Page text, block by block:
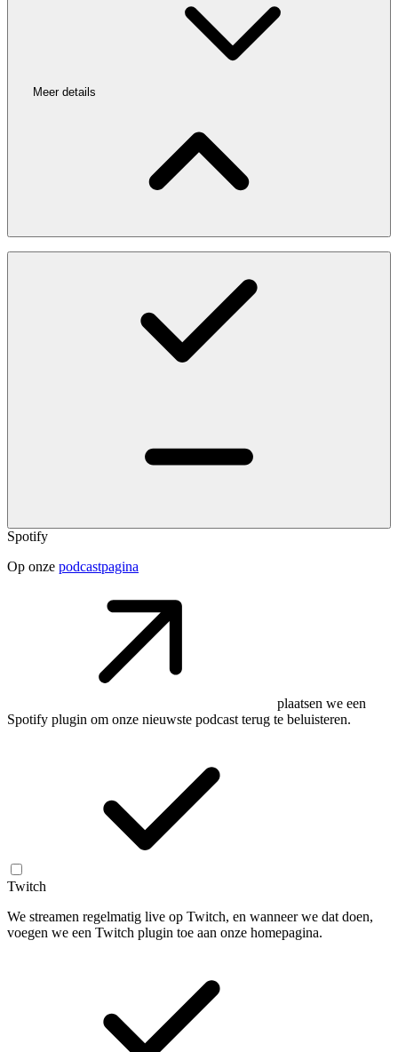
Meer details
Spotify
Op onze podcastpagina
plaatsen we een
Spotify plugin om onze nieuwste podcast terug te beluisteren.
Twitch
We streamen regelmatig live op Twitch, en wanneer we dat doen,
voegen we een Twitch plugin toe aan onze homepagina.